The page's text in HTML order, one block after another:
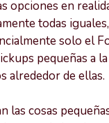
opciones en
todas
solo el
pequeñas a
alrededor de ellas.
las cosas